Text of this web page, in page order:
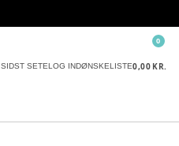
SIDST SETELOG INDØNSKELISTE0,00 KR.
0